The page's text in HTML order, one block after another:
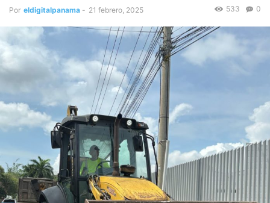
Por eldigitalpanama - 21 febrero, 2025 0
533